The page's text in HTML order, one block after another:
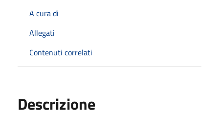
A cura di
Allegati
Contenuti correlati
Descrizione